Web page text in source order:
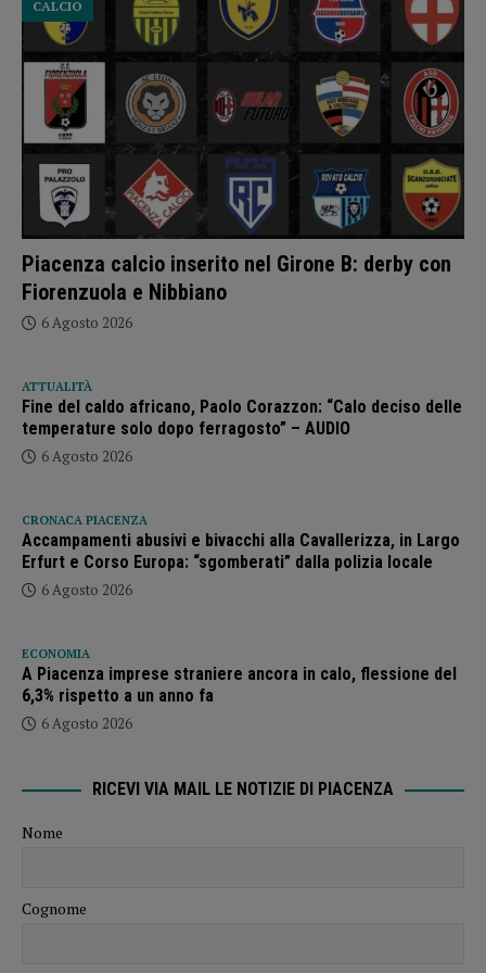
Piacenza calcio inserito nel Girone B: derby con
Fiorenzuola e Nibbiano
CALCIO
6 Agosto 2026
ATTUALITÀ
Fine del caldo africano, Paolo Corazzon: “Calo deciso delle
temperature solo dopo ferragosto” – AUDIO
6 Agosto 2026
CRONACA PIACENZA
Accampamenti abusivi e bivacchi alla Cavallerizza, in Largo
Erfurt e Corso Europa: “sgomberati” dalla polizia locale
6 Agosto 2026
ECONOMIA
A Piacenza imprese straniere ancora in calo, flessione del
6,3% rispetto a un anno fa
6 Agosto 2026
RICEVI VIA MAIL LE NOTIZIE DI PIACENZA
Nome
Cognome